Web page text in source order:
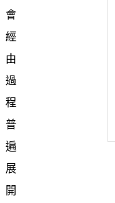
會
經
由
過
程
普
遍
展
開